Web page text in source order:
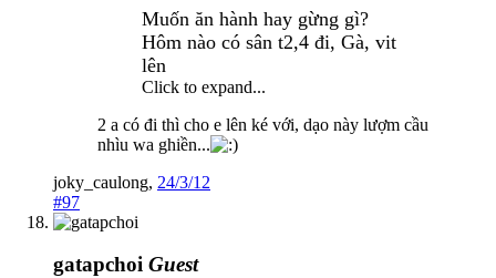
Muốn ăn hành hay gừng gì?
Hôm nào có sân t2,4 đi, Gà, vit
lên
Click to expand...
2 a có đi thì cho e lên ké với, dạo này lượm cầu
nhìu wa ghiền...
joky_caulong, 24/3/12
#97
gatapchoi Guest